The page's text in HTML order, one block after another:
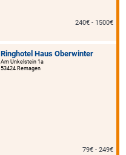
240€ - 1500€
Ringhotel Haus Oberwinter
Am Unkelstein 1a
53424 Remagen
79€ - 249€